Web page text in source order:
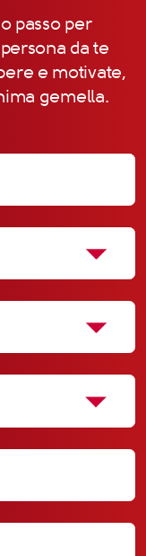
passo per
da te
e motivate,
gemella.